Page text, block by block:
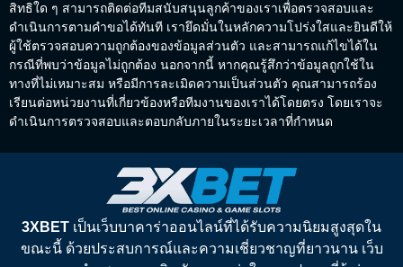
สิทธิใด ๆ สามารถติดต่อทีมสนับสนุนลูกค้าของเราเพื่อตรวจสอบและ
ดำเนินการตามคำขอได้ทันที เรายึดมั่นในหลักความโปร่งใสและยินดีให้
ผู้ใช้ตรวจสอบความถูกต้องของข้อมูลส่วนตัว และสามารถแก้ไขได้ใน
กรณีที่พบว่าข้อมูลไม่ถูกต้อง นอกจากนี้ หากคุณรู้สึกว่าข้อมูลถูกใช้ใน
ทางที่ไม่เหมาะสม หรือมีการละเมิดความเป็นส่วนตัว คุณสามารถร้อง
เรียนต่อหน่วยงานที่เกี่ยวข้องหรือทีมงานของเราได้โดยตรง โดยเราจะ
ดำเนินการตรวจสอบและตอบกลับภายในระยะเวลาที่กำหนด
3XBET เป็นเว็บบาคาร่าออนไลน์ที่ได้รับความนิยมสูงสุดใน
ขณะนี้ ด้วยประสบการณ์และความเชี่ยวชาญที่ยาวนาน เว็บ